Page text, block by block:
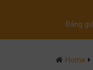
Bảng
Home